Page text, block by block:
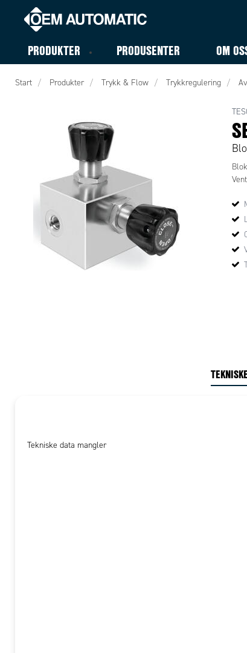
PRODUKTER PRODUSENTER OM
Start Produkter Trykk & Flow Trykkregulering
Tekniske data mangler